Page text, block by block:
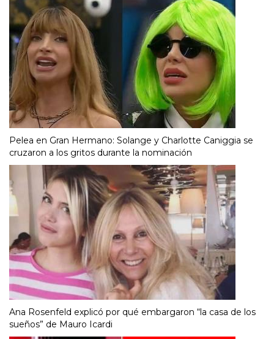
Pelea en Gran Hermano: Solange y Charlotte Caniggia se
cruzaron a los gritos durante la nominación
Ana Rosenfeld explicó por qué embargaron “la casa de los
sueños” de Mauro Icardi